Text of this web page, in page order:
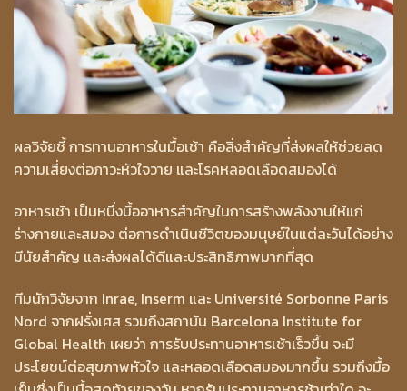
ผลวิจัยชี้ การทานอาหารในมื้อเช้า คือสิ่งสำคัญที่ส่งผลให้ช่วยลด
ความเสี่ยงต่อภาวะหัวใจวาย และโรคหลอดเลือดสมองได้
อาหารเช้า เป็นหนึ่งมื้ออาหารสำคัญในการสร้างพลังงานให้แก่
ร่างกายและสมอง ต่อการดำเนินชีวิตของมนุษย์ในแต่ละวันได้อย่าง
มีนัยสำคัญ และส่งผลได้ดีและประสิทธิภาพมากที่สุด
ทีมนักวิจัยจาก Inrae, Inserm และ Université Sorbonne Paris
Nord จากฝรั่งเศส รวมถึงสถาบัน Barcelona Institute for
Global Health เผยว่า การรับประทานอาหารเช้าเร็วขึ้น จะมี
ประโยชน์ต่อสุขภาพหัวใจ และหลอดเลือดสมองมากขึ้น รวมถึงมื้อ